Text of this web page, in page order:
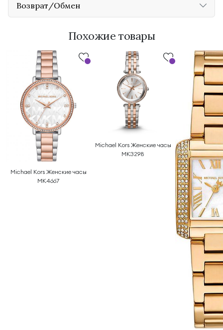
Возврат/Обмен
Похожие товары
Michael Kors Женские часы
MK4667
Michael Kors Женские часы
MK3298